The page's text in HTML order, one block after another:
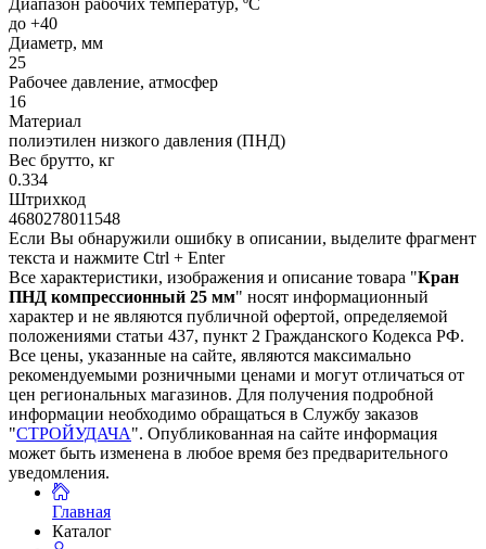
Диапазон рабочих температур, ºС
до +40
Диаметр, мм
25
Рабочее давление, атмосфер
16
Материал
полиэтилен низкого давления (ПНД)
Вес брутто, кг
0.334
Штрихкод
4680278011548
Если Вы обнаружили ошибку в описании, выделите фрагмент
текста и нажмите Ctrl + Enter
Все характеристики, изображения и описание товара "Кран
ПНД компрессионный 25 мм" носят информационный
характер и не являются публичной офертой, определяемой
положениями статьи 437, пункт 2 Гражданского Кодекса РФ.
Все цены, указанные на сайте, являются максимально
рекомендуемыми розничными ценами и могут отличаться от
цен региональных магазинов. Для получения подробной
информации необходимо обращаться в Службу заказов
"СТРОЙУДАЧА". Опубликованная на сайте информация
может быть изменена в любое время без предварительного
уведомления.
Главная
Каталог